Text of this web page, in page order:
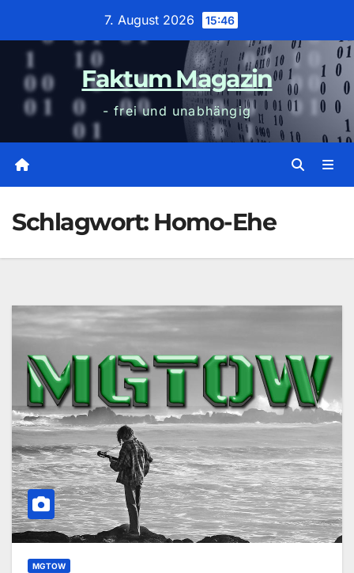
7. August 2026 15:46
Faktum Magazin
- frei und unabhängig
Schlagwort: Homo-Ehe
MGTOW